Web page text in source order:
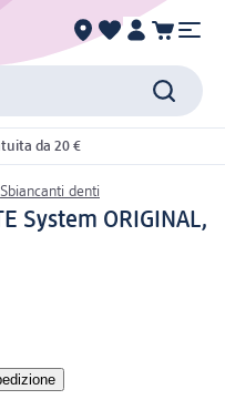
da 20 €
Sbiancanti denti
System ORIGINAL,